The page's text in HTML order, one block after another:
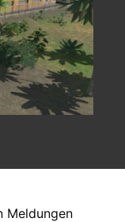
Meldungen